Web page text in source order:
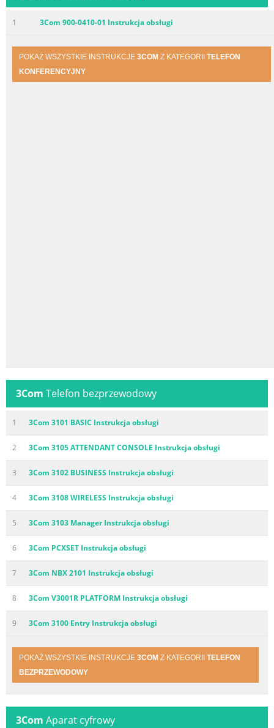
1 3Com 900-0410-01 Instrukcja obsługi
POKAŻ WSZYSTKIE INSTRUKCJE 3COM Z KATEGORII TELEFON
KONFERENCYJNY
3Com Telefon bezprzewodowy
1 3Com 3101 BASIC Instrukcja obsługi
2 3Com 3105 ATTENDANT CONSOLE Instrukcja obsługi
3 3Com 3102 BUSINESS Instrukcja obsługi
4 3Com 3108 WIRELESS Instrukcja obsługi
5 3Com 3103 Manager Instrukcja obsługi
6 3Com PCXSET Instrukcja obsługi
7 3Com NBX 2101 Instrukcja obsługi
8 3Com V3001R PLATFORM Instrukcja obsługi
9 3Com 3100 Entry Instrukcja obsługi
POKAŻ WSZYSTKIE INSTRUKCJE 3COM Z KATEGORII TELEFON
BEZPRZEWODOWY
3Com Aparat cyfrowy